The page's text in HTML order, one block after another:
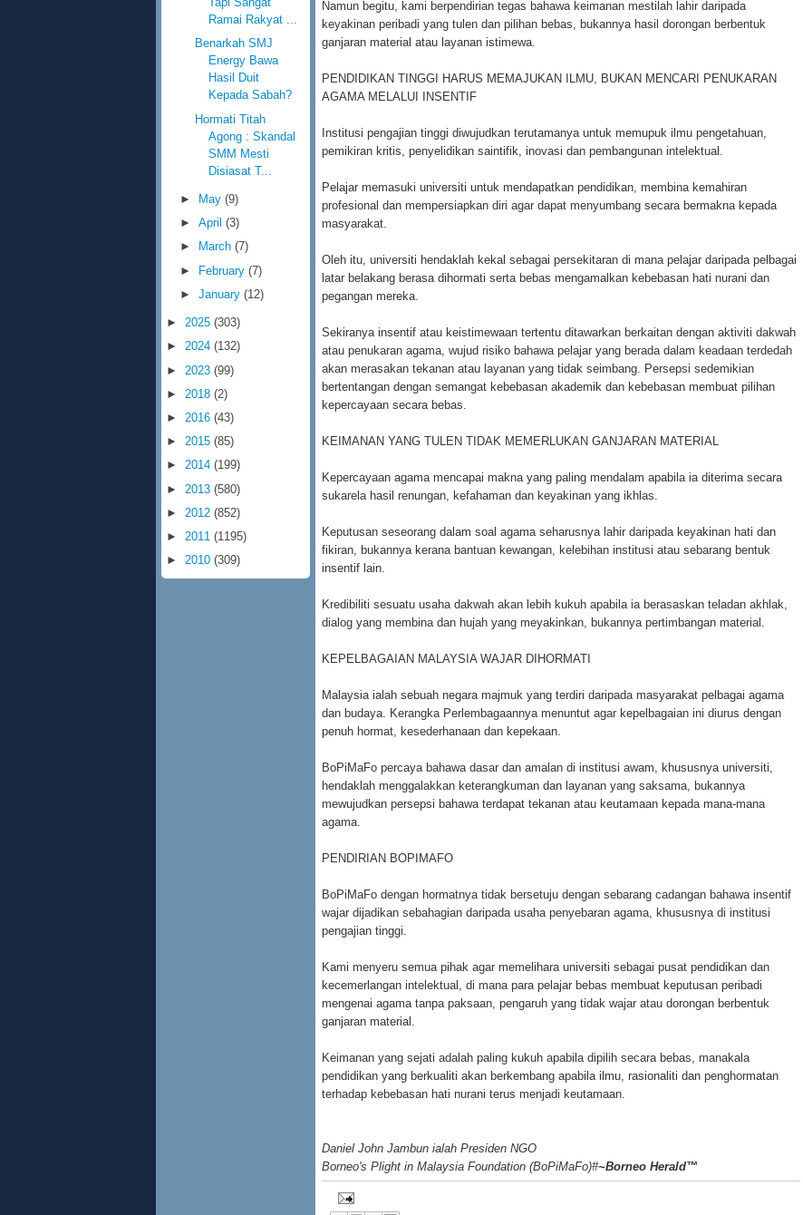
Namun begitu, kami berpendirian tegas bahawa keimanan mestilah lahir daripada
keyakinan peribadi yang tulen dan pilihan bebas, bukannya hasil dorongan berbentuk
ganjaran material atau layanan istimewa.
PENDIDIKAN TINGGI HARUS MEMAJUKAN ILMU, BUKAN MENCARI PENUKARAN
AGAMA MELALUI INSENTIF
Institusi pengajian tinggi diwujudkan terutamanya untuk memupuk ilmu pengetahuan,
pemikiran kritis, penyelidikan saintifik, inovasi dan pembangunan intelektual.
Pelajar memasuki universiti untuk mendapatkan pendidikan, membina kemahiran
profesional dan mempersiapkan diri agar dapat menyumbang secara bermakna kepada
masyarakat.
Oleh itu, universiti hendaklah kekal sebagai persekitaran di mana pelajar daripada pelbagai
latar belakang berasa dihormati serta bebas mengamalkan kebebasan hati nurani dan
pegangan mereka.
Sekiranya insentif atau keistimewaan tertentu ditawarkan berkaitan dengan aktiviti dakwah
atau penukaran agama, wujud risiko bahawa pelajar yang berada dalam keadaan terdedah
akan merasakan tekanan atau layanan yang tidak seimbang. Persepsi sedemikian
bertentangan dengan semangat kebebasan akademik dan kebebasan membuat pilihan
kepercayaan secara bebas.
KEIMANAN YANG TULEN TIDAK MEMERLUKAN GANJARAN MATERIAL
Kepercayaan agama mencapai makna yang paling mendalam apabila ia diterima secara
sukarela hasil renungan, kefahaman dan keyakinan yang ikhlas.
Keputusan seseorang dalam soal agama seharusnya lahir daripada keyakinan hati dan
fikiran, bukannya kerana bantuan kewangan, kelebihan institusi atau sebarang bentuk
insentif lain.
Kredibiliti sesuatu usaha dakwah akan lebih kukuh apabila ia berasaskan teladan akhlak,
dialog yang membina dan hujah yang meyakinkan, bukannya pertimbangan material.
KEPELBAGAIAN MALAYSIA WAJAR DIHORMATI
Malaysia ialah sebuah negara majmuk yang terdiri daripada masyarakat pelbagai agama
dan budaya. Kerangka Perlembagaannya menuntut agar kepelbagaian ini diurus dengan
penuh hormat, kesederhanaan dan kepekaan.
BoPiMaFo percaya bahawa dasar dan amalan di institusi awam, khususnya universiti,
hendaklah menggalakkan keterangkuman dan layanan yang saksama, bukannya
mewujudkan persepsi bahawa terdapat tekanan atau keutamaan kepada mana-mana
agama.
PENDIRIAN BOPIMAFO
BoPiMaFo dengan hormatnya tidak bersetuju dengan sebarang cadangan bahawa insentif
wajar dijadikan sebahagian daripada usaha penyebaran agama, khususnya di institusi
pengajian tinggi.
Kami menyeru semua pihak agar memelihara universiti sebagai pusat pendidikan dan
kecemerlangan intelektual, di mana para pelajar bebas membuat keputusan peribadi
mengenai agama tanpa paksaan, pengaruh yang tidak wajar atau dorongan berbentuk
ganjaran material.
Keimanan yang sejati adalah paling kukuh apabila dipilih secara bebas, manakala
pendidikan yang berkualiti akan berkembang apabila ilmu, rasionaliti dan penghormatan
terhadap kebebasan hati nurani terus menjadi keutamaan.
Daniel John Jambun ialah Presiden NGO
Borneo's Plight in Malaysia Foundation (BoPiMaFo)#~Borneo Herald™
Ramai Rakyat ...
Benarkah SMJ
Energy Bawa
Hasil Duit
Kepada Sabah?
Hormati Titah
Agong : Skandal
SMM Mesti
Disiasat T...
► May(9)
►April(3)
►
March(7)
► February(7)
►January(12)
► 2025 (303)
► 2024 (132)
► 2023 (99)
► 2018 (2)
► 2016 (43)
► 2015 (85)
► 2014 (199)
► 2013 (580)
► 2012 (852)
► 2011 (1195)
► 2010 (309)